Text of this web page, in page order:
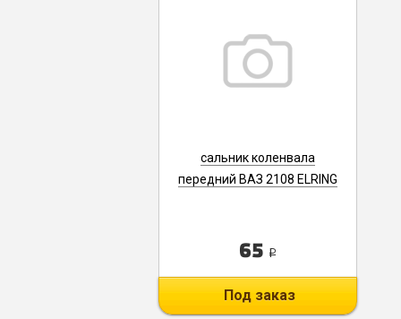
сальник коленвала
передний ВАЗ 2108 ELRING
65 i
Под заказ